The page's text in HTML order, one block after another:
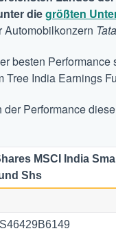
diegrößten
Automobilkonzern
besten
Tree India Earnings
Performance
MSCI India
Shs